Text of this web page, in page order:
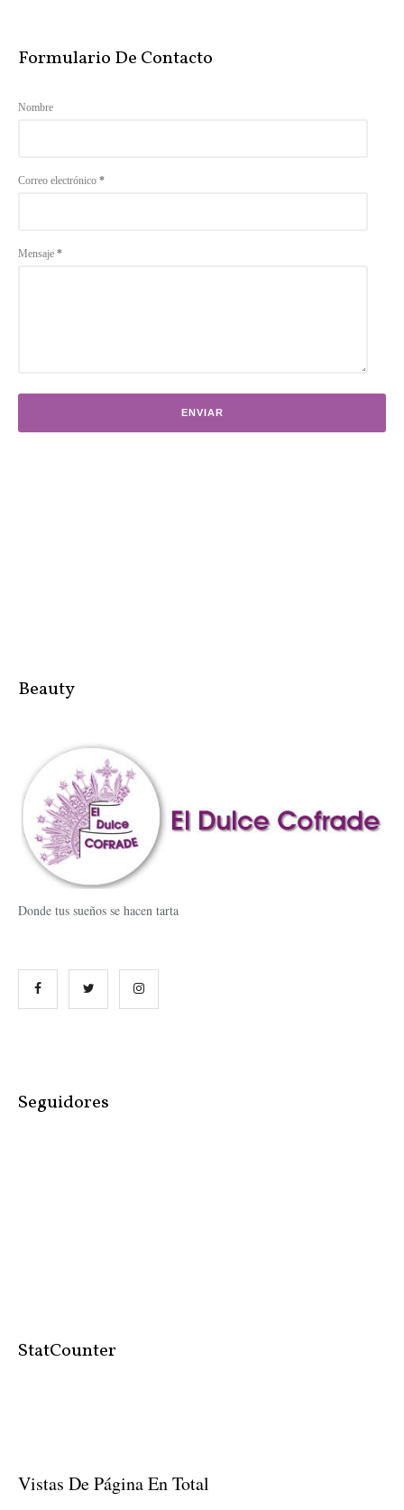
Formulario De Contacto
Nombre
Correo electrónico *
Mensaje *
Beauty
Donde tus sueños se hacen tarta
Seguidores
StatCounter
Vistas De Página En Total